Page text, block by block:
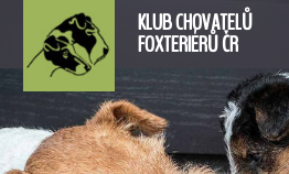
KLUB CHOVATELŮ
FOXTERIÉRŮ ČR